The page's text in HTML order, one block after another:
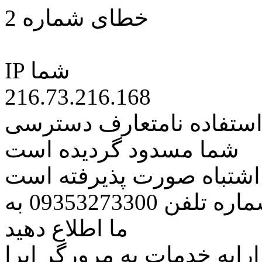
خطای شماره 2
IP شما
216.73.216.168
نامتعارف دسترسی
شما مسدود گردیده است
اشتباه صورت پذیرفته است
مراتب این مسئله را از طریق شماره تلفن 09353273300 به
ما اطلاع دهید
خدمات به مرورگر اپرا